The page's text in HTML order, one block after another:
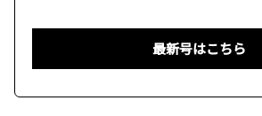
最新号はこちら